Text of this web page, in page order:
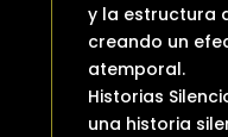
y la estructura
creando un
atemporal.
Historias
una historia